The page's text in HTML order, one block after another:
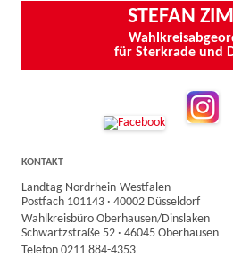
STEFAN
für Sterkrade und
KONTAKT
Landtag Nordrhein-Westfalen
Postfach 101143 · 40002 Düsseldorf
Wahlkreisbüro Oberhausen/Dinslaken
Schwartzstraße 52 · 46045 Oberhausen
Telefon 0211 884-4353